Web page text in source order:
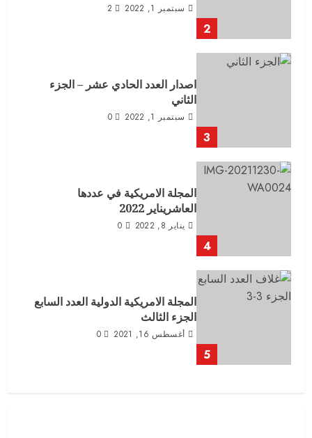
2
سبتمبر 1, 2022 2
3
اصدار العدد الحادي عشر – الجزء
الثاني
سبتمبر 1, 2022 0
4
المجلة الامريكية في عددها
العاشريناير 2022
يناير 8, 2022 0
5
المجلة الامريكية الدولية العدد السابع
الجزء الثالث
أغسطس 16, 2021 0